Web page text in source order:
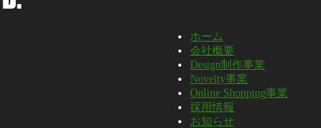
ホーム
会社概要
Design制作事業
Novelty事業
Online Shopping事業
採用情報
お知らせ